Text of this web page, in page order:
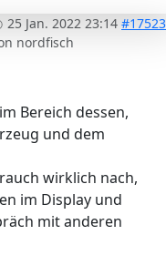
25 Jan. 2022 23:14 #17523
nordfisch
Bereich dessen,
und dem
wirklich nach,
im Display und
mit anderen